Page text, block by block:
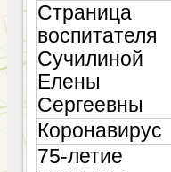
Страница
воспитателя
Сучилиной
Елены
Сергеевны
Коронавирус
75-летие